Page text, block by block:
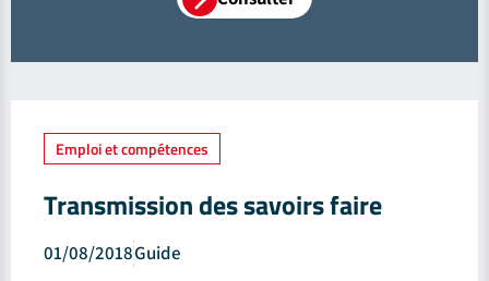
Emploi et compétences
Transmission des savoirs faire
01/08/2018Guide